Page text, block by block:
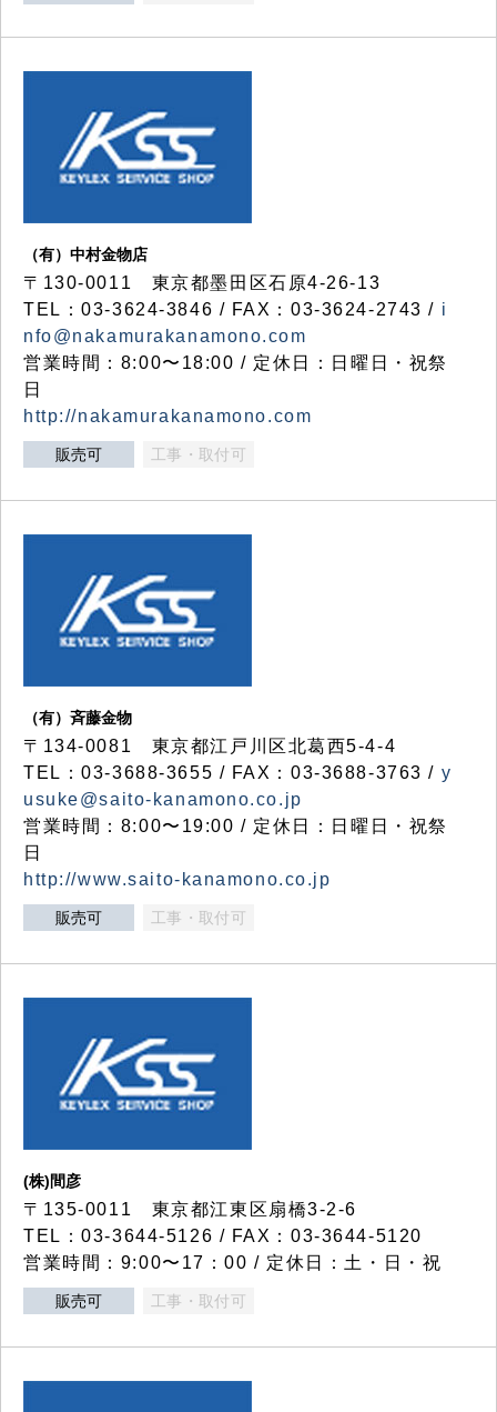
（有）中村金物店
〒130-0011 東京都墨田区石原4-26-13
TEL：03-3624-3846 / FAX：03-3624-2743 / i
nfo@nakamurakanamono.com
営業時間：8:00〜18:00 / 定休日：日曜日・祝祭
日
http://nakamurakanamono.com
販売可 工事・取付可
（有）斉藤金物
〒134-0081 東京都江戸川区北葛西5-4-4
TEL：03-3688-3655 / FAX：03-3688-3763 / y
usuke@saito-kanamono.co.jp
営業時間：8:00〜19:00 / 定休日：日曜日・祝祭
日
http://www.saito-kanamono.co.jp
販売可 工事・取付可
(株)間彦
〒135-0011 東京都江東区扇橋3-2-6
TEL：03-3644-5126 / FAX：03-3644-5120
営業時間：9:00〜17：00 / 定休日：土・日・祝
販売可 工事・取付可